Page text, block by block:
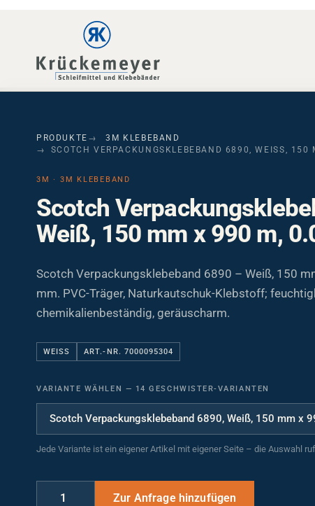
PRODUKTE
3M KLEBEBAND
SCOTCH VERPACKUNGSKLEBEBAND 6890, WEISS, 150
Scotch
Weiß, 150 mm x 990 m,
Scotch Verpackungsklebeband 6890 – Weiß, 150
mm. PVC-Träger, Naturkautschuk-Klebstoff;
chemikalienbeständig, geräuscharm.
WEISS ART.-NR. 7000095304
VARIANTE WÄHLEN
Jede Variante ist ein eigener Artikel mit eigener Seite – die Auswahl